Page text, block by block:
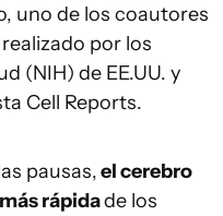
uno de los coautores
por los
(NIH) de EE.UU. y
Cell Reports.
pausas,el cerebro
rápidade los